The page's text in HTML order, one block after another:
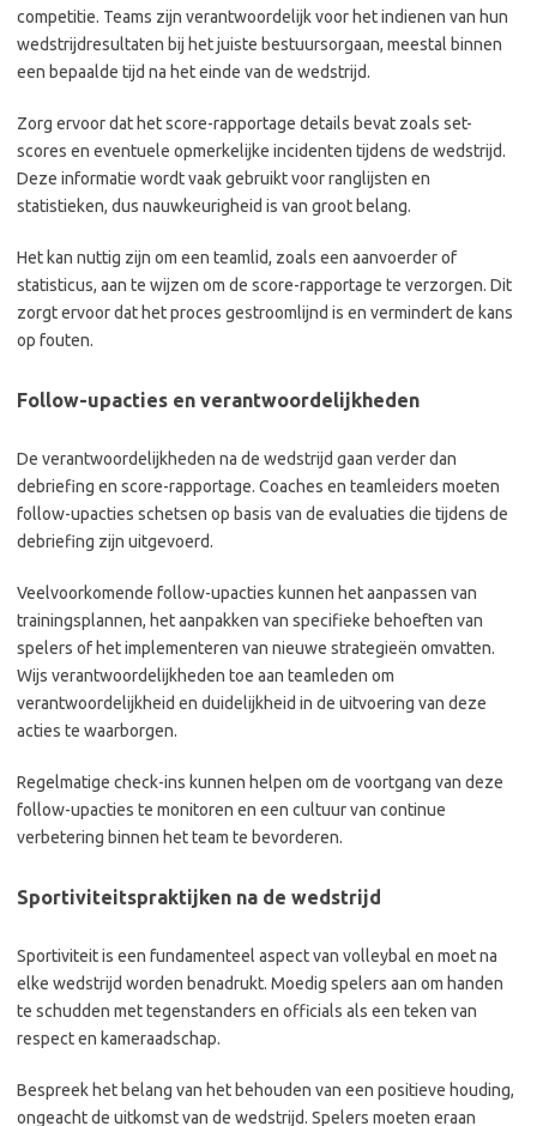
competitie. Teams zijn verantwoordelijk voor het indienen van hun
wedstrijdresultaten bij het juiste bestuursorgaan, meestal binnen
een bepaalde tijd na het einde van de wedstrijd.
Zorg ervoor dat het score-rapportage details bevat zoals set-
scores en eventuele opmerkelijke incidenten tijdens de wedstrijd.
Deze informatie wordt vaak gebruikt voor ranglijsten en
statistieken, dus nauwkeurigheid is van groot belang.
Het kan nuttig zijn om een teamlid, zoals een aanvoerder of
statisticus, aan te wijzen om de score-rapportage te verzorgen. Dit
zorgt ervoor dat het proces gestroomlijnd is en vermindert de kans
op fouten.
Follow-upacties en verantwoordelijkheden
De verantwoordelijkheden na de wedstrijd gaan verder dan
debriefing en score-rapportage. Coaches en teamleiders moeten
follow-upacties schetsen op basis van de evaluaties die tijdens de
debriefing zijn uitgevoerd.
Veelvoorkomende follow-upacties kunnen het aanpassen van
trainingsplannen, het aanpakken van specifieke behoeften van
spelers of het implementeren van nieuwe strategieën omvatten.
Wijs verantwoordelijkheden toe aan teamleden om
verantwoordelijkheid en duidelijkheid in de uitvoering van deze
acties te waarborgen.
Regelmatige check-ins kunnen helpen om de voortgang van deze
follow-upacties te monitoren en een cultuur van continue
verbetering binnen het team te bevorderen.
Sportiviteitspraktijken na de wedstrijd
Sportiviteit is een fundamenteel aspect van volleybal en moet na
elke wedstrijd worden benadrukt. Moedig spelers aan om handen
te schudden met tegenstanders en officials als een teken van
respect en kameraadschap.
Bespreek het belang van het behouden van een positieve houding,
ongeacht de uitkomst van de wedstrijd. Spelers moeten eraan